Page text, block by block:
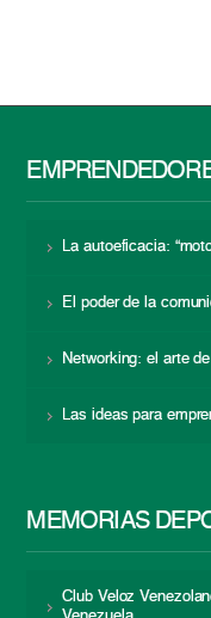
La autoeficacia:
El poder de la
Networking: el arte
Las ideas para
MEMORIAS
Club Veloz